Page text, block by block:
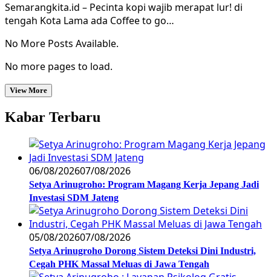
Semarangkita.id – Pecinta kopi wajib merapat lur! di
tengah Kota Lama ada Coffee to go…
No More Posts Available.
No more pages to load.
View More
Kabar Terbaru
06/08/202607/08/2026
Setya Arinugroho: Program Magang Kerja Jepang Jadi
Investasi SDM Jateng
05/08/202607/08/2026
Setya Arinugroho Dorong Sistem Deteksi Dini Industri,
Cegah PHK Massal Meluas di Jawa Tengah